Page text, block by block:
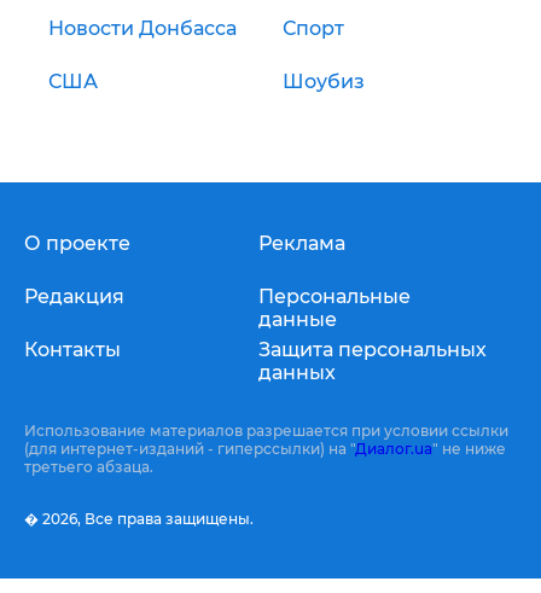
Новости Донбасса Спорт
США Шоубиз
О проекте
Редакция
Контакты
Реклама
Персональные
данные
Защита персональных
данных
Использование материалов разрешается при условии ссылки
(для интернет-изданий - гиперссылки) на "Диалог.ua" не ниже
третьего абзаца.
� 2026, Все права защищены.